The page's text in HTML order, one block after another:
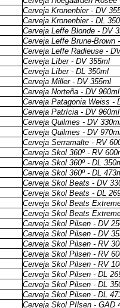
Cerveja Kronenbier - DV
Cerveja Kronenbier - DL
Cerveja Leffe Blonde - DV
Cerveja Leffe Brune-Brown
Cerveja Leffe Radieuse -
Cerveja Líber - DV 355ml
Cerveja Líber - DL 350ml
Cerveja Miller - DV 355ml
Cerveja Norteña - DV 960ml
Cerveja Patagonia Weiss -
Cerveja Patrícia - DV 960ml
Cerveja Quilmes - DV
Cerveja Quilmes - DV
Cerveja Serramalte - RV
Cerveja Skol 360º - RV
Cerveja Skol 360º - DL
Cerveja Skol 360º - DL
Cerveja Skol Beats - DV
Cerveja Skol Beats - DL
Cerveja Skol Beats
Cerveja Skol Beats
Cerveja Skol Pilsen - DV
Cerveja Skol Pilsen - DV
Cerveja Skol Pilsen - RV
Cerveja Skol Pilsen - RV
Cerveja Skol Pilsen - RV
Cerveja Skol Pilsen - DL
Cerveja Skol Pilsen - DL
Cerveja Skol Pilsen - DL
Cerveja Skol PIlsen - GAD